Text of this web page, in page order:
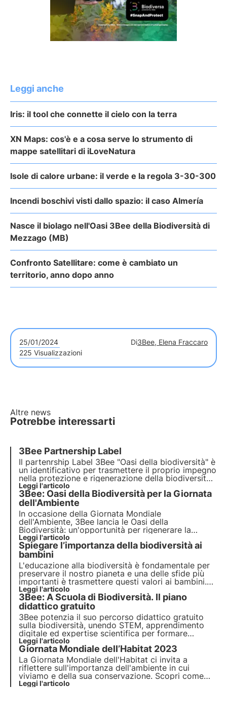
Leggi anche
Iris: il tool che connette il cielo con la terra
XN Maps: cos'è e a cosa serve lo strumento di
mappe satellitari di iLoveNatura
Isole di calore urbane: il verde e la regola 3-30-300
Incendi boschivi visti dallo spazio: il caso Almería
Nasce il biolago nell'Oasi 3Bee della Biodiversità di
Mezzago (MB)
Confronto Satellitare: come è cambiato un
territorio, anno dopo anno
25/01/2024 Di3Bee, Elena Fraccaro
225 Visualizzazioni
Altre news
Potrebbe interessarti
3Bee Partnership Label
Il partenrship Label 3Bee "Oasi della biodiversità" è
un identificativo per trasmettere il proprio impegno
nella protezione e rigenerazione della biodiversità.
Un significato importante per un obiettivo comune.
Leggi l'articolo
3Bee: Oasi della Biodiversità per la Giornata
dell'Ambiente
In occasione della Giornata Mondiale
dell'Ambiente, 3Bee lancia le Oasi della
Biodiversità: un'opportunità per rigenerare la
naturae preservare gli
e scopri come la nostra missione combina
tecnologia
Leggi l'articolo
Spiegare l’importanza della biodiversità ai
bambini
L'educazione alla biodiversità è fondamentale per
preservare il nostro pianeta e una delle sfide più
importanti è trasmettere questi valori ai bambini.
Spiegare loro l'importanza della biodiversità è
essenziale per formare futuri custodi dellanatura
Scopriamo insieme come farlo.
Leggi l'articolo
3Bee: A Scuola di Biodiversità. Il piano
didattico gratuito
3Bee potenzia il suo percorso didattico gratuito
sulla biodiversità, unendo STEM, apprendimento
digitale ed expertise scientifica per formare
docenti e studenti della primaria e ispirare la nuova
generazione.
Leggi l'articolo
Giornata Mondiale dell’Habitat 2023
La Giornata Mondiale dell'Habitat ci invita a
riflettere sull'importanza dell'ambiente in cui
viviamo e della sua conservazione. Scopri come
3Bee si impegna concretamente nella
Leggi l'articolo